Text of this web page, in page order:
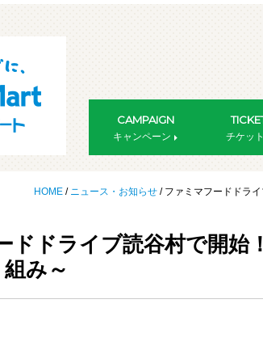
CAMPAIGN
キャンペーン チケット
HOME / ニュース・お知らせ / ファミマフードドラ
ドドライブ読谷村で開始
み～